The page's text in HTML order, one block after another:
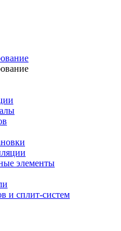
элементы
и сплит-систем